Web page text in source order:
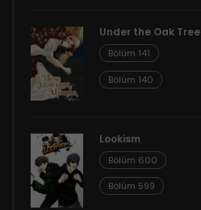
Under the Oak Tree
Bölüm 141
Bölüm 140
Lookism
Bölüm 600
Bölüm 599